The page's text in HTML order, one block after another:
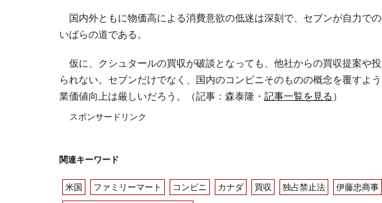
国内外ともに物価高による消費意欲の低迷は深刻で、セブンが自力での
いばらの道である。
仮に、クシュタールの買収が破談となっても、他社からの買収提案や
られない。セブンだけでなく、国内のコンビニそのものの概念を覆すよ
業価値向上は厳しいだろう。（記事：森泰隆・ 記事一覧を見る ）
スポンサードリンク
関連キーワード
米国 ファミリーマート コンビニ カナダ 買収 独占禁止法 伊藤忠商事